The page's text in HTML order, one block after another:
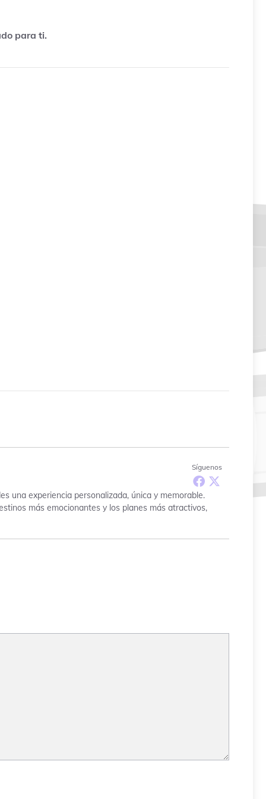
para ti.
Síguenos
una experiencia personalizada, única y memorable.
más emocionantes y los planes más atractivos,